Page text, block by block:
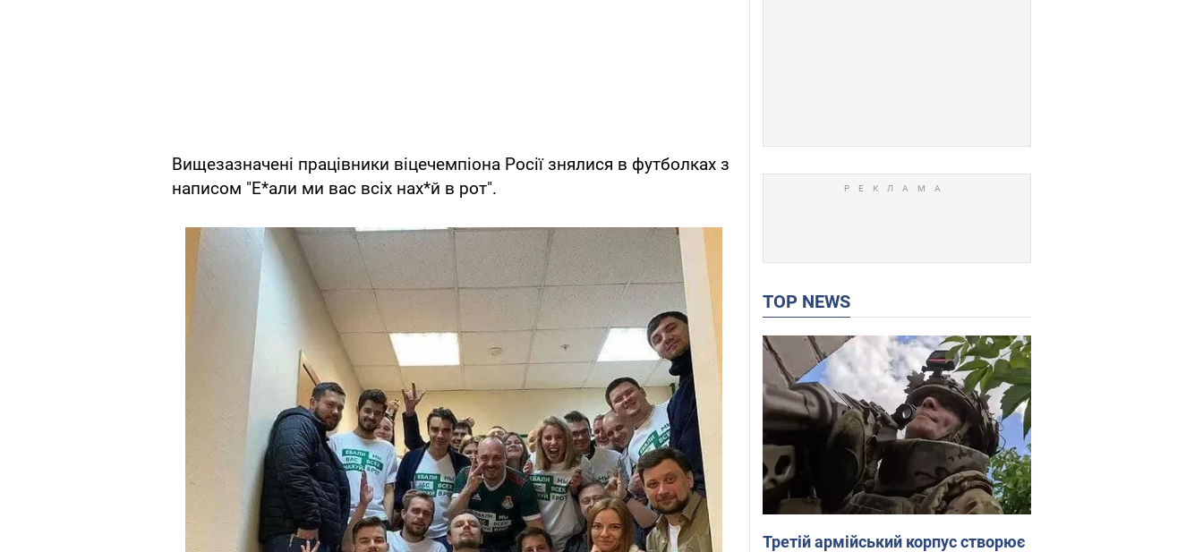
Вищезазначені працівники віцечемпіона Росії знялися в футболках з
написом "Е*али ми вас всіх нах*й в рот".
TOP NEWS
Третій армійський корпус створює